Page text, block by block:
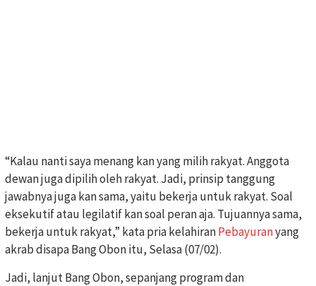
“Kalau nanti saya menang kan yang milih rakyat. Anggota
dewan juga dipilih oleh rakyat. Jadi, prinsip tanggung
jawabnya juga kan sama, yaitu bekerja untuk rakyat. Soal
eksekutif atau legilatif kan soal peran aja. Tujuannya sama,
bekerja untuk rakyat,” kata pria kelahiranPebayuranyang
akrab disapa Bang Obon itu, Selasa (07/02).
Jadi, lanjut Bang Obon, sepanjang program dan